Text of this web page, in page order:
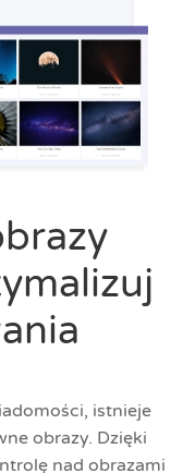
istnieje
obrazy. Dzięki
nad obrazami